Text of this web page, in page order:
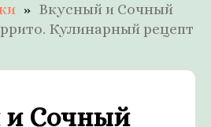
Вкусный и Сочный
Кулинарный рецепт
и Сочный